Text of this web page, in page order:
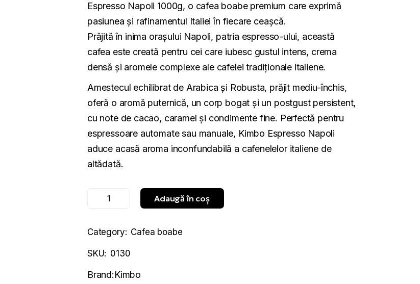
Espresso Napoli 1000g, o cafea boabe premium care exprimă
pasiunea și rafinamentul Italiei în fiecare ceașcă.
Prăjită în inima orașului Napoli, patria espresso-ului, această
cafea este creată pentru cei care iubesc gustul intens, crema
densă și aromele complexe ale cafelei tradiționale italiene.
Amestecul echilibrat de Arabica și Robusta, prăjit mediu-închis,
oferă o aromă puternică, un corp bogat și un postgust persistent,
cu note de cacao, caramel și condimente fine. Perfectă pentru
espressoare automate sau manuale, Kimbo Espresso Napoli
aduce acasă aroma inconfundabilă a cafenelelor italiene de
altădată.
Cafea boabe Kimbo Espresso Napoli 1000gr quantity
Adaugă în coș
Category: Cafea boabe
SKU: 0130
Brand:Kimbo